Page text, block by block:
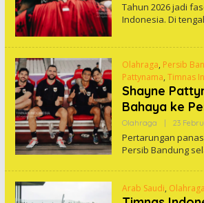
Tahun 2026 jadi
Indonesia. Di
Olahraga, Persib
Pattynama, Timnas
Shayne
Bahaya ke
Olahraga 23
Pertarungan
Persib Bandung
Arab Saudi, Olahraga